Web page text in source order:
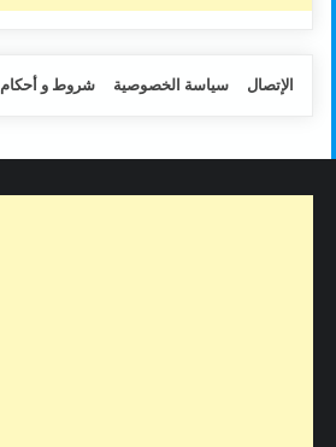
الإتصال سياسة الخصوصية شروط و أحكام